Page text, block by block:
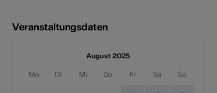
Veranstaltungsdaten
August 2025
Mo Di Mi Do Fr Sa So